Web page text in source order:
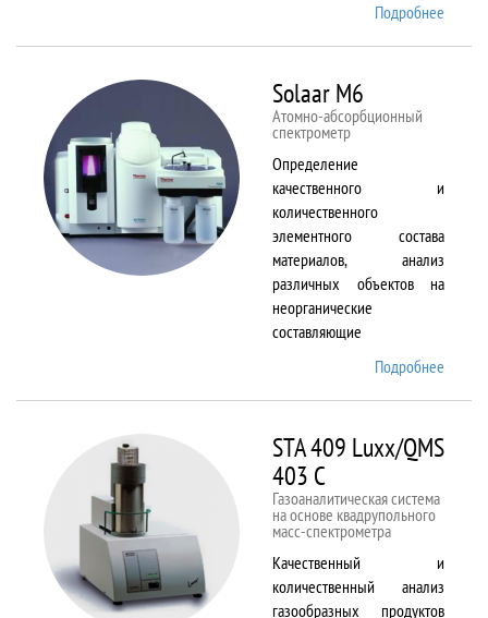
Подробнее
Solaar M6
Атомно-абсорбционный
спектрометр
Определение
качественного и
количественного
элементного состава
материалов, анализ
различных объектов на
неорганические
составляющие
Подробнее
STA 409 Luxx/QMS
403 C
Газоаналитическая система
на основе квадрупольного
масс-спектрометра
Качественный и
количественный анализ
газообразных продуктов